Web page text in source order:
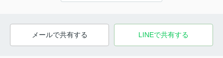
メールで共有する LINEで共有する